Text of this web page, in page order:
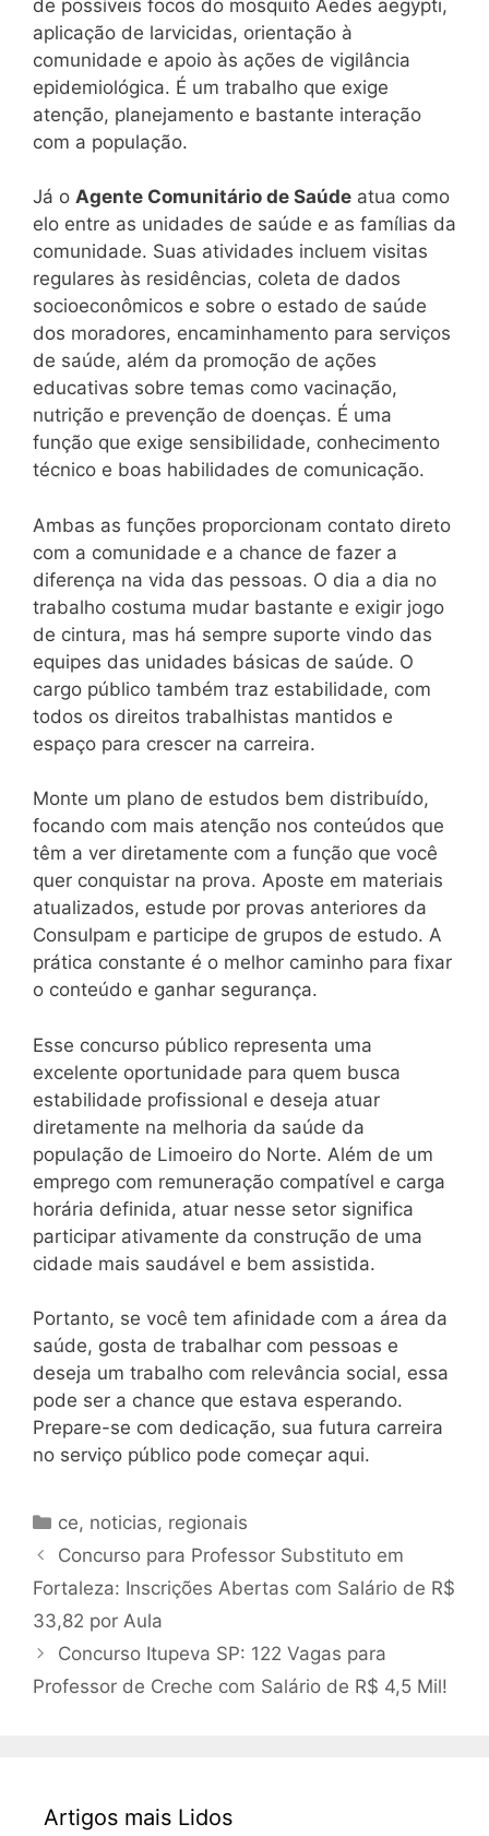
de possíveis focos do mosquito Aedes aegypti,
aplicação de larvicidas, orientação à
comunidade e apoio às ações de vigilância
epidemiológica. É um trabalho que exige
atenção, planejamento e bastante interação
com a população.
Já o Agente Comunitário de Saúde atua como
elo entre as unidades de saúde e as famílias da
comunidade. Suas atividades incluem visitas
regulares às residências, coleta de dados
socioeconômicos e sobre o estado de saúde
dos moradores, encaminhamento para serviços
de saúde, além da promoção de ações
educativas sobre temas como vacinação,
nutrição e prevenção de doenças. É uma
função que exige sensibilidade, conhecimento
técnico e boas habilidades de comunicação.
Ambas as funções proporcionam contato direto
com a comunidade e a chance de fazer a
diferença na vida das pessoas. O dia a dia no
trabalho costuma mudar bastante e exigir jogo
de cintura, mas há sempre suporte vindo das
equipes das unidades básicas de saúde. O
cargo público também traz estabilidade, com
todos os direitos trabalhistas mantidos e
espaço para crescer na carreira.
Monte um plano de estudos bem distribuído,
focando com mais atenção nos conteúdos que
têm a ver diretamente com a função que você
quer conquistar na prova. Aposte em materiais
atualizados, estude por provas anteriores da
Consulpam e participe de grupos de estudo. A
prática constante é o melhor caminho para fixar
o conteúdo e ganhar segurança.
Esse concurso público representa uma
excelente oportunidade para quem busca
estabilidade profissional e deseja atuar
diretamente na melhoria da saúde da
população de Limoeiro do Norte. Além de um
emprego com remuneração compatível e carga
horária definida, atuar nesse setor significa
participar ativamente da construção de uma
cidade mais saudável e bem assistida.
Portanto, se você tem afinidade com a área da
saúde, gosta de trabalhar com pessoas e
deseja um trabalho com relevância social, essa
pode ser a chance que estava esperando.
Prepare-se com dedicação, sua futura carreira
no serviço público pode começar aqui.
Categorias
ce, noticias, regionais
Concurso para Professor Substituto em
Fortaleza: Inscrições Abertas com Salário de R$
33,82 por Aula
Concurso Itupeva SP: 122 Vagas para
Professor de Creche com Salário de R$ 4,5 Mil!
Artigos mais Lidos